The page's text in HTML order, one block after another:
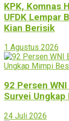
KPK, Komnas
UFDK Lempar
Kian Berisik
1 Agustus 2026
92 Persen
Survei
24 Juli 2026